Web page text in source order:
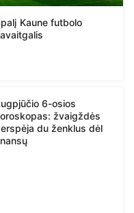
Kaune futbolo
6-osios
žvaigždės
du ženklus dėl